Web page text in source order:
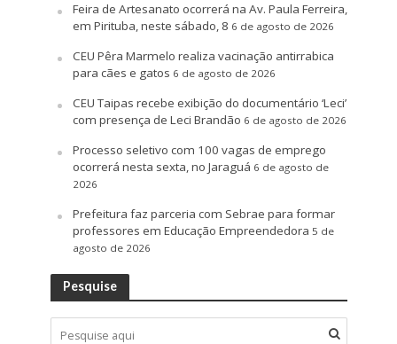
Feira de Artesanato ocorrerá na Av. Paula Ferreira,
em Pirituba, neste sábado, 8 6 de agosto de 2026
CEU Pêra Marmelo realiza vacinação antirrabica
para cães e gatos 6 de agosto de 2026
CEU Taipas recebe exibição do documentário ‘Leci’
com presença de Leci Brandão 6 de agosto de 2026
Processo seletivo com 100 vagas de emprego
ocorrerá nesta sexta, no Jaraguá 6 de agosto de
2026
Prefeitura faz parceria com Sebrae para formar
professores em Educação Empreendedora 5 de
agosto de 2026
Pesquise